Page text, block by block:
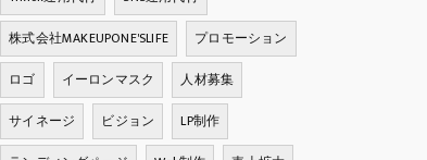
株式会社MAKEUPONE'SLIFE
プロモーション
ロゴ
イーロンマスク
人材募集
サイネージ
ビジョン
LP制作